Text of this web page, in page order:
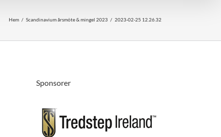
Hem / Scandinavium årsmöte & mingel 2023 / 2023-02-25 12.26.32
Sponsorer